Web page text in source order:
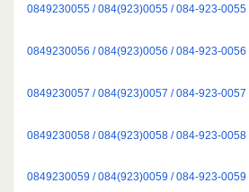
0849230055 / 084(923)0055 / 084-923-0055
0849230056 / 084(923)0056 / 084-923-0056
0849230057 / 084(923)0057 / 084-923-0057
0849230058 / 084(923)0058 / 084-923-0058
0849230059 / 084(923)0059 / 084-923-0059